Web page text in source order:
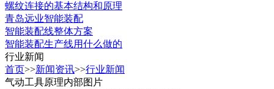
螺纹连接的基本结构和原理
青岛远业智能装配
智能装配线整体方案
智能装配生产线用什么做的
行业新闻
首页>>新闻资讯>>行业新闻
气动工具原理内部图片